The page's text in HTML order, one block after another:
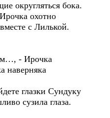
округляться бока.
охотно
с Лилькой.
- Ирочка
наверняка
глазки Сундуку
сузила глаза.